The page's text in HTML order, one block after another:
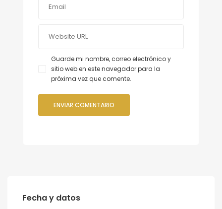
Guarde mi nombre, correo electrónico y
sitio web en este navegador para la
próxima vez que comente.
Fecha y datos